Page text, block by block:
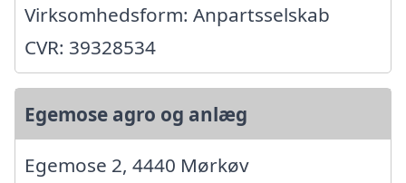
Virksomhedsform: Anpartsselskab
CVR: 39328534
Egemose agro og anlæg
Egemose 2, 4440 Mørkøv